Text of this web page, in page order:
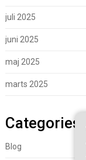
juli 2025
juni 2025
maj 2025
marts 2025
Categories
Blog